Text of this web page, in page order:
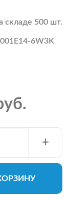
складе 500 шт.
6W3K
+